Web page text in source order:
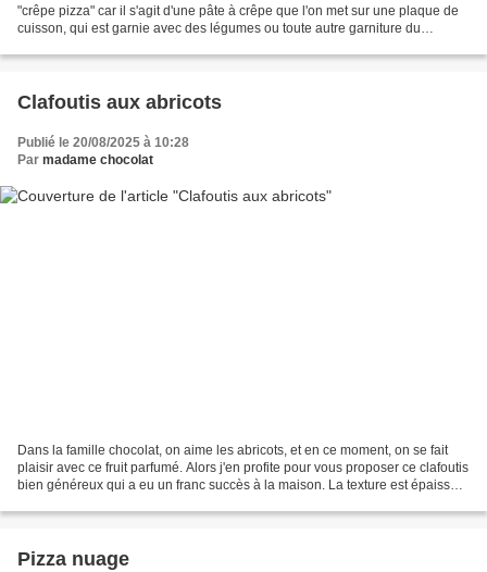
"crêpe pizza" car il s'agit d'une pâte à crêpe que l'on met sur une plaque de
cuisson, qui est garnie avec des légumes ou toute autre garniture du
Clafoutis aux abricots
Publié le 20/08/2025 à 10:28
Par madame chocolat
Dans la famille chocolat, on aime les abricots, et en ce moment, on se fait
plaisir avec ce fruit parfumé. Alors j'en profite pour vous proposer ce clafoutis
bien généreux qui a eu un franc succès à la maison. La texture est épaisse
Pizza nuage